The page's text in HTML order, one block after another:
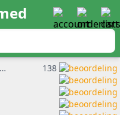
» Speculum»Gyn-lys
138